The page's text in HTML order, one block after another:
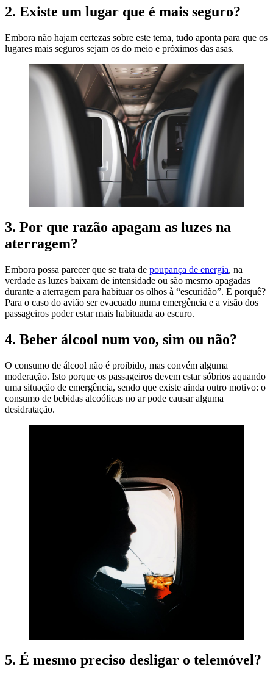
2. Existe um lugar que é mais seguro?
Embora não hajam certezas sobre este tema, tudo aponta para que os
lugares mais seguros sejam os do meio e próximos das asas.
3. Por que razão apagam as luzes na
aterragem?
Embora possa parecer que se trata de poupança de energia, na
verdade as luzes baixam de intensidade ou são mesmo apagadas
durante a aterragem para habituar os olhos à “escuridão”. E porquê?
Para o caso do avião ser evacuado numa emergência e a visão dos
passageiros poder estar mais habituada ao escuro.
4. Beber álcool num voo, sim ou não?
O consumo de álcool não é proibido, mas convém alguma
moderação. Isto porque os passageiros devem estar sóbrios aquando
uma situação de emergência, sendo que existe ainda outro motivo: o
consumo de bebidas alcoólicas no ar pode causar alguma
desidratação.
5. É mesmo preciso desligar o telemóvel?